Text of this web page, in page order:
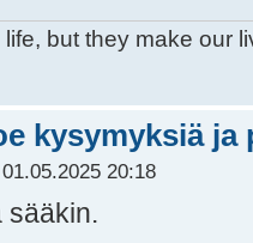
but they make our
kysymyksiä ja
20:18
sääkin.